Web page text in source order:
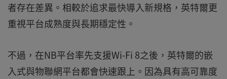
者存在差異。相較於追求最快導入新規格，英特爾更
重視平台成熟度與長期穩定性。
不過，在NB平台率先支援Wi-Fi 8之後，英特爾的嵌
入式與物聯網平台都會快速跟上。因為具有高可靠度